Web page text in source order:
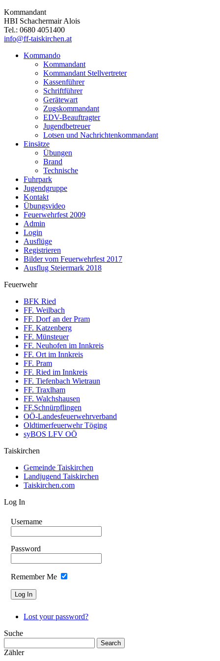
Kommandant
HBI Schachermair Alois
Tel.: 0680 4051400
info@ff-taiskirchen.at
Kommando
Kommandant
Kommandant Stellvertreter
Kassenführer
Schriftführer
Gerätewart
Zugskommandant
EDV-Beauftragter
Jugendbetreuer
Lotsen und Nachrichtenkommandant
Einsätze
Übungen
Brand
Technische
Fuhrpark
Jugendgruppe
Kontakt
Übungsvideo
Feuerwehrfest 2009
Admin
Login
Ausflüge
Registrieren
Bilder vom Feuerwehrfest 2017
Ausflug Steiermark 2018
Feuerwehr
BFK Ried
FF. Weilbach
FF. Dorf an der Pram
FF. Katzenberg
FF. Münsteuer
FF. Neuhofen im Innkreis
FF. Ort im Innkreis
FF. Pram
FF. Ried im Innkreis
FF. Tiefenbach Wietraun
FF. Traxlham
FF. Walchshausen
FF.Schnürpflingen
OÖ-Landesfeuerwehrverband
Oldtimerfeuerwehr Töging
syBOS LFV OÖ
Taiskirchen
Gemeinde Taiskirchen
Landjugend Taiskirchen
Taiskirchen.com
Log In
Username
Password
Remember Me
Lost your password?
Suche
Zähler